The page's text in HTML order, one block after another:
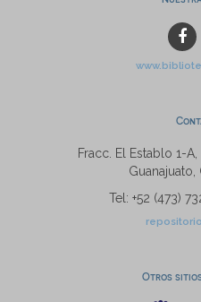
Fracc. El Establo 1-
Tel: +52 (473)
Otros